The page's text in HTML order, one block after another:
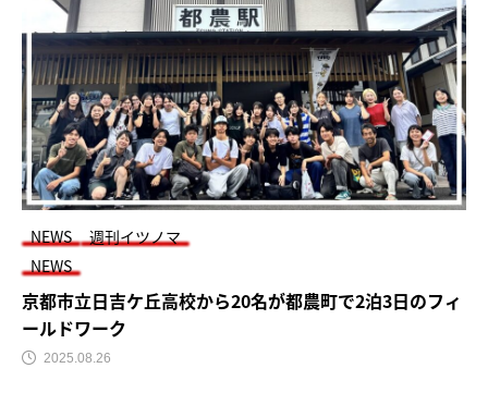
NEWS
週刊イツノマ
NEWS
京都市立日吉ケ丘高校から20名が都農町で2泊3日のフィ
ールドワーク
2025.08.26